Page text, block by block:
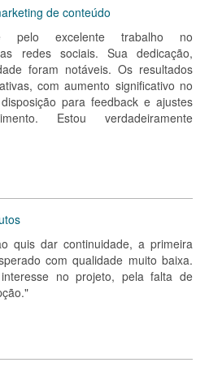
de conteúdo
pelo excelente trabalho no
redes sociais. Sua dedicação,
foram notáveis. Os resultados
com aumento significativo no
para feedback e ajustes
Estou verdadeiramente
quis dar continuidade, a primeira
com qualidade muito baixa.
no projeto, pela falta de